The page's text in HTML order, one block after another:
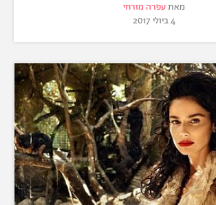
מאתעפרה מזרחי
4 ביולי 2017